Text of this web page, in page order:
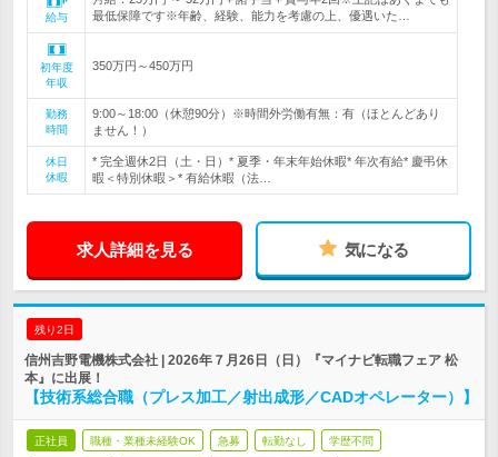
給与
最低保障です※年齢、経験、能力を考慮の上、優遇いた…
初年度
年収
350万円～450万円
勤務
時間
9:00～18:00（休憩90分）※時間外労働有無：有（ほとんどあり
ません！）
休日
休暇
* 完全週休2日（土・日）* 夏季・年末年始休暇* 年次有給* 慶弔休
暇＜特別休暇＞* 有給休暇（法…
求人詳細を見る 気になる
残り2日
信州吉野電機株式会社 | 2026年７月26日（日）『マイナビ転職フェア 松
本』に出展！
【技術系総合職（プレス加工／射出成形／CADオペレーター）】
正社員 職種・業種未経験OK 急募 転勤なし 学歴不問